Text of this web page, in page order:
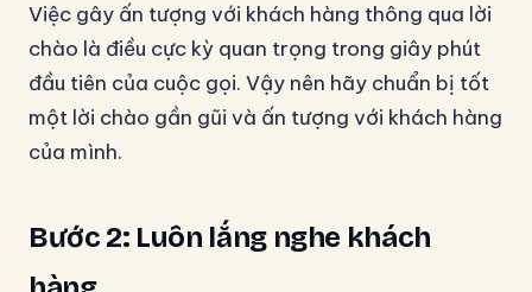
Việc gây ấn tượng với khách hàng thông qua lời
chào là điều cực kỳ quan trọng trong giây phút
đầu tiên của cuộc gọi. Vậy nên hãy chuẩn bị tốt
một lời chào gần gũi và ấn tượng với khách hàng
của mình.
Bước 2: Luôn lắng nghe khách